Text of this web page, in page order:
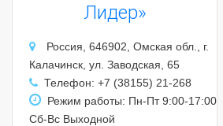
Лидер»
Россия, 646902, Омская обл., г.
Калачинск, ул. Заводская, 65
Телефон: +7 (38155) 21-268
Режим работы: Пн-Пт 9:00-17:00
Сб-Вс Выходной